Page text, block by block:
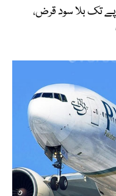
لیے 10 لاکھ روپے تک بلا سود قرض،